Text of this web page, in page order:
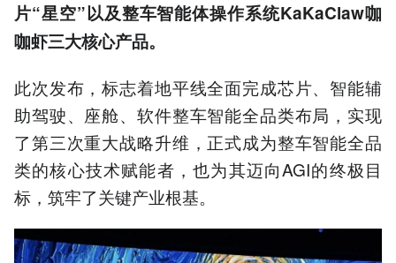
片“星空”以及整车智能体操作系统KaKaClaw咖
咖虾三大核心产品。
此次发布，标志着地平线全面完成芯片、智能辅
助驾驶、座舱、软件整车智能全品类布局，实现
了第三次重大战略升维，正式成为整车智能全品
类的核心技术赋能者，也为其迈向AGI的终极目
标，筑牢了关键产业根基。